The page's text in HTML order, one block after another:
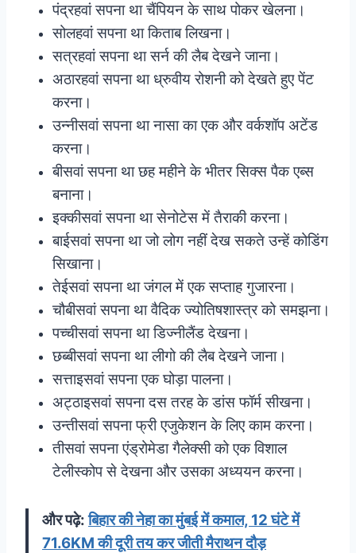
पंद्रहवां सपना था चैंपियन के साथ पोकर खेलना।
सोलहवां सपना था किताब लिखना।
सत्रहवां सपना था सर्न की लैब देखने जाना।
अठारहवां सपना था ध्रुवीय रोशनी को देखते हुए पेंट
करना।
उन्नीसवां सपना था नासा का एक और वर्कशॉप अटेंड
करना।
बीसवां सपना था छह महीने के भीतर सिक्स पैक एब्स
बनाना।
इक्कीसवां सपना था सेनोटेस में तैराकी करना।
बाईसवां सपना था जो लोग नहीं देख सकते उन्हें कोडिंग
सिखाना।
तेईसवां सपना था जंगल में एक सप्ताह गुजारना।
चौबीसवां सपना था वैदिक ज्योतिषशास्त्र को समझना।
पच्चीसवां सपना था डिज्नीलैंड देखना।
छब्बीसवां सपना था लीगो की लैब देखने जाना।
सत्ताइसवां सपना एक घोड़ा पालना।
अट्ठाइसवां सपना दस तरह के डांस फॉर्म सीखना।
उन्तीसवां सपना फ्री एजुकेशन के लिए काम करना।
तीसवां सपना एंड्रोमेडा गैलेक्सी को एक विशाल
टेलीस्कोप से देखना और उसका अध्ययन करना।
और पढ़े:बिहार की नेहा का मुंबई में कमाल, 12 घंटे में
71.6KM की दूरी तय कर जीती मैराथन दौड़